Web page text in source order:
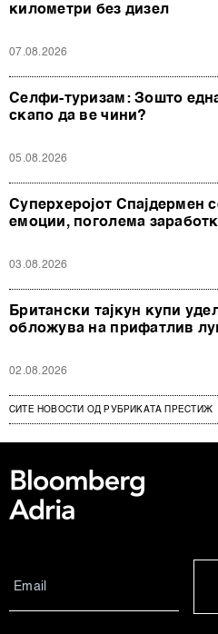
километри без дизел
07.08.2026
Селфи-туризам: Зошто
скапо да ве чини?
05.08.2026
Суперхеројот Спајдермен
емоции, поголема
03.08.2026
Британски тајкун купи
обложува на прифатлив
02.08.2026
СИТЕ НОВОСТИ ОД РУБРИКАТА ПРЕСТИЖ